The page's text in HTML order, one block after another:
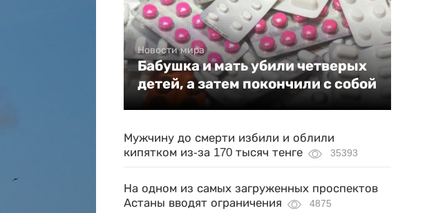
Новости мира
Бабушка и мать убили четверых
детей, а затем покончили с собой
Мужчину до смерти избили и облили
кипятком из-за 170 тысяч тенге
35393
На одном из самых загруженных проспектов
Астаны вводят ограничения
4875